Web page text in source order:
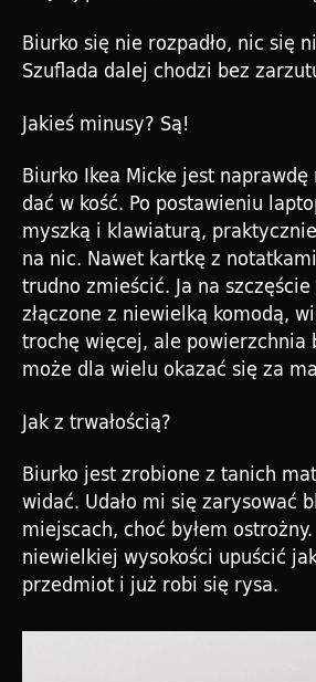
Biurko się nie rozpadło, nic się
Szuflada dalej chodzi bez
Jakieś minusy? Są!
Biurko Ikea Micke jest
dać w kość. Po postawieniu
myszką i klawiaturą,
na nic. Nawet kartkę z
trudno zmieścić. Ja na
złączone z niewielką komodą,
trochę więcej, ale powierzchnia
może dla wielu okazać się za
Jak z trwałością?
Biurko jest zrobione z tanich
widać. Udało mi się zarysować
miejscach, choć byłem
niewielkiej wysokości upuścić
przedmiot i już robi się rysa.